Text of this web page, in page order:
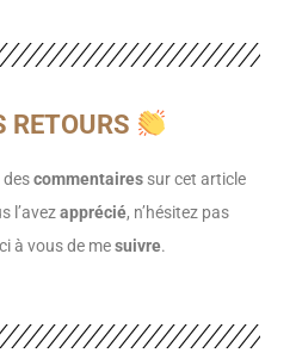
RETOURS
descommentaires sur cet article
l’avezapprécié, n’hésitez pas
à vous de mesuivre.